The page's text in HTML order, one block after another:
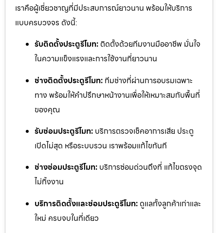
เราคือผู้เชี่ยวชาญที่มีประสบการณ์ยาวนาน พร้อมให้บริการ
แบบครบวงจร ดังนี้:
รับติดตั้งประตูรีโมท: ติดตั้งด้วยทีมงานมืออาชีพ มั่นใจ
ในความแข็งแรงและการใช้งานที่ยาวนาน
ช่างติดตั้งประตูรีโมท: ทีมช่างที่ผ่านการอบรมเฉพาะ
ทาง พร้อมให้คำปรึกษาหน้างานเพื่อให้เหมาะสมกับพื้นที่
ของคุณ
รับซ่อมประตูรีโมท: บริการตรวจเช็คอาการเสีย ประตู
เปิดไม่สุด หรือระบบรวน เราพร้อมแก้ไขทันที
ช่างซ่อมประตูรีโมท: บริการซ่อมด่วนถึงที่ แก้ไขตรงจุด
ไม่ทิ้งงาน
บริการติดตั้งและซ่อมประตูรีโมท: ดูแลทั้งลูกค้าเก่าและ
ใหม่ ครบจบในที่เดียว